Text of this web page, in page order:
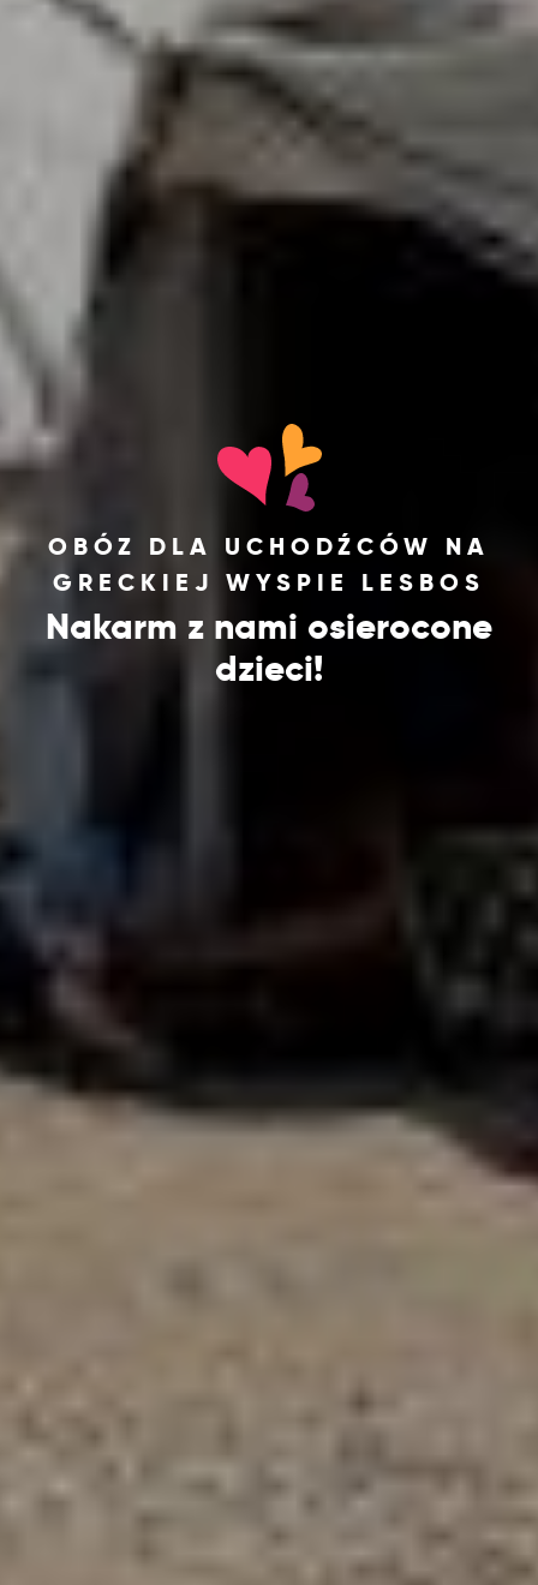
OBÓZ DLA UCHODŹCÓW NA
GRECKIEJ WYSPIE LESBOS
Nakarm z nami osierocone
dzieci!